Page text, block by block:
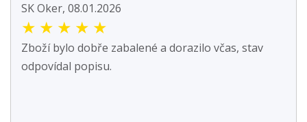
SK Oker, 08.01.2026
★ ★ ★ ★ ★
Zboží bylo dobře zabalené a dorazilo včas, stav
odpovídal popisu.